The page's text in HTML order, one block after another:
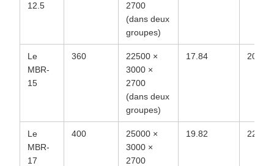
12.5
2700
(dans deux
groupes)
Le
MBR-
15
360
22500 ×
3000 ×
2700
(dans deux
groupes)
17.84 200.09
Le
MBR-
17
400
25000 ×
3000 ×
2700
19.82 222.32